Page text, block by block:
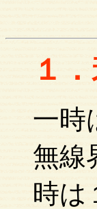
１
一時
無線
時は